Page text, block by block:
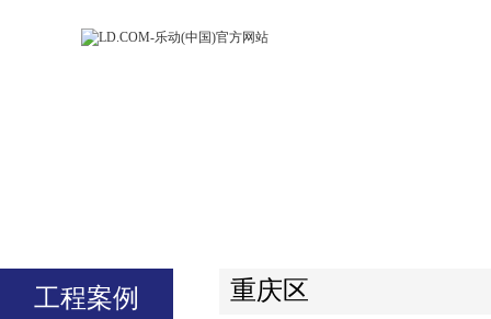
工程案例 重庆区